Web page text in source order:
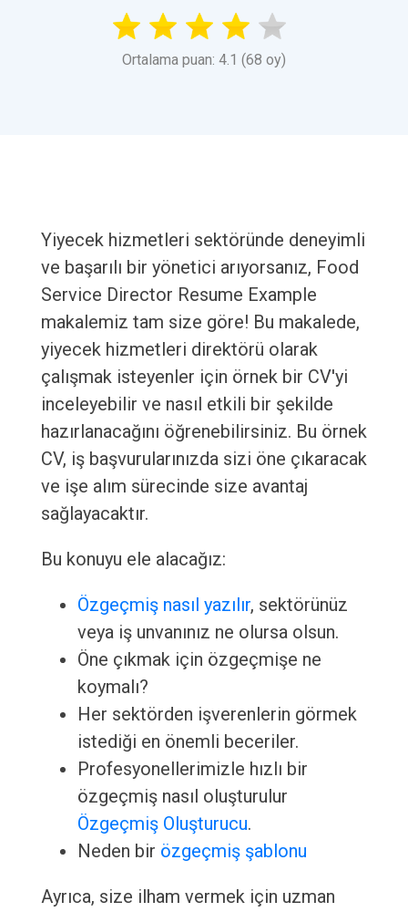
Ortalama puan: 4.1 (68 oy)
Yiyecek hizmetleri sektöründe deneyimli
ve başarılı bir yönetici arıyorsanız, Food
Service Director Resume Example
makalemiz tam size göre! Bu makalede,
yiyecek hizmetleri direktörü olarak
çalışmak isteyenler için örnek bir CV'yi
inceleyebilir ve nasıl etkili bir şekilde
hazırlanacağını öğrenebilirsiniz. Bu örnek
CV, iş başvurularınızda sizi öne çıkaracak
ve işe alım sürecinde size avantaj
sağlayacaktır.
Bu konuyu ele alacağız:
Özgeçmiş nasıl yazılır, sektörünüz
veya iş unvanınız ne olursa olsun.
Öne çıkmak için özgeçmişe ne
koymalı?
Her sektörden işverenlerin görmek
istediği en önemli beceriler.
Profesyonellerimizle hızlı bir
özgeçmiş nasıl oluşturulur
Özgeçmiş Oluşturucu.
Neden bir özgeçmiş şablonu
Ayrıca, size ilham vermek için uzman